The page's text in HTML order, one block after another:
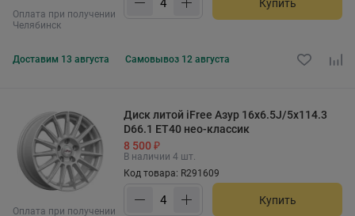
Оплата при получении
Челябинск
Купить
Доставим 13 августа Самовывоз 12 августа
Оплата при получении
Диск литой iFree Азур 16x6.5J/5x114.3
D66.1 ET40 нео-классик
8 500 ₽
В наличии 4 шт.
Код товара: R291609
Купить